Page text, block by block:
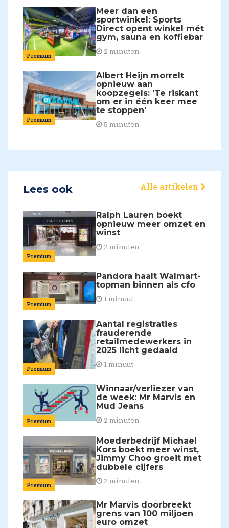
Premium
Meer dan een
sportwinkel: Sports
Direct opent winkel mét
gym, sauna en koffiebar
2 minuten
Premium
Albert Heijn morrelt
opnieuw aan
koopzegels: 'Te riskant
om er in één keer mee
te stoppen'
5 minuten
Lees ook Alle artikelen
Premium
Ralph Lauren boekt
opnieuw meer omzet en
winst
2 minuten
Premium
Pandora haalt Walmart-
topman binnen als cfo
1 minuut
Premium
Aantal registraties
frauderende
retailmedewerkers in
2025 licht gedaald
1 minuut
Premium
Winnaar/verliezer van
de week: Mr Marvis en
Mud Jeans
2 minuten
Premium
Moederbedrijf Michael
Kors boekt meer winst,
Jimmy Choo groeit met
dubbele cijfers
2 minuten
Mr Marvis doorbreekt
grens van 100 miljoen
euro omzet